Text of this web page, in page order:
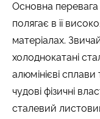
Основна перевага
полягає в її
матеріалах.
холоднокатані
алюмінієві
чудові фізичні
сталевий